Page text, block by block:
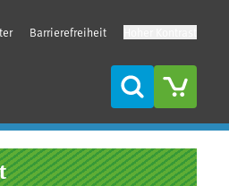
Barrierefreiheit
Suche